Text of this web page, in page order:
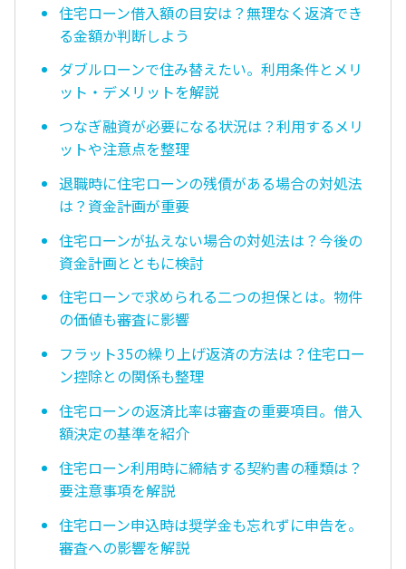
住宅ローン借入額の目安は？無理なく返済でき
る金額か判断しよう
ダブルローンで住み替えたい。利用条件とメリ
ット・デメリットを解説
つなぎ融資が必要になる状況は？利用するメリ
ットや注意点を整理
退職時に住宅ローンの残債がある場合の対処法
は？資金計画が重要
住宅ローンが払えない場合の対処法は？今後の
資金計画とともに検討
住宅ローンで求められる二つの担保とは。物件
の価値も審査に影響
フラット35の繰り上げ返済の方法は？住宅ロー
ン控除との関係も整理
住宅ローンの返済比率は審査の重要項目。借入
額決定の基準を紹介
住宅ローン利用時に締結する契約書の種類は？
要注意事項を解説
住宅ローン申込時は奨学金も忘れずに申告を。
審査への影響を解説